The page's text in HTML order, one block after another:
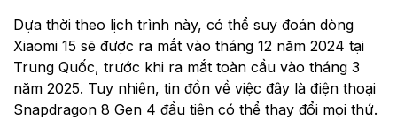
Dựa thời theo lịch trình này, có thể suy đoán dòng
Xiaomi 15 sẽ được ra mắt vào tháng 12 năm 2024 tại
Trung Quốc, trước khi ra mắt toàn cầu vào tháng 3
năm 2025. Tuy nhiên, tin đồn về việc đây là điện thoại
Snapdragon 8 Gen 4 đầu tiên có thể thay đổi mọi thứ.